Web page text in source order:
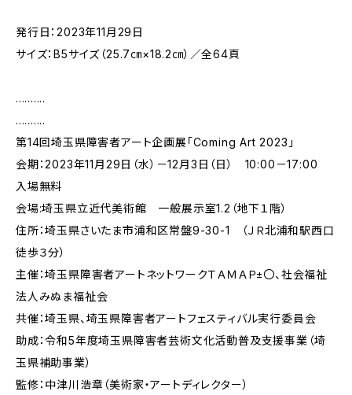
発行日：2023年11月29日
サイズ：B5サイズ（25.7㎝×18.2㎝）／全64頁
..........
..........
第14回埼玉県障害者アート企画展「Coming Art 2023」
会期：2023年11月29日（水）－12月3日（日） 10:00－17:00
入場無料
会場:埼玉県立近代美術館 一般展示室1.2（地下１階）
住所：埼玉県さいたま市浦和区常盤9-30-1 （ＪＲ北浦和駅西口
徒歩３分）
主催：埼玉県障害者アートネットワークＴＡＭＡＰ±〇、社会福祉
法人みぬま福祉会
共催：埼玉県、埼玉県障害者アートフェスティバル実行委員会
助成：令和5年度埼玉県障害者芸術文化活動普及支援事業（埼
玉県補助事業）
監修：中津川浩章（美術家・アートディレクター）